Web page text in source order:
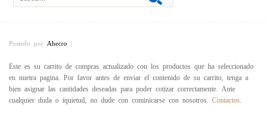
Postedo por Ahecro |
Este es su carrito de compras actualizado con los productos que ha seleccionado
en nuetra pagina. Por favor antes de enviar el contenido de su carrito, tenga a
bien asignar las cantidades deseadas para poder cotizar correctamente. Ante
cualquier duda o iquietud, no dude con cominicarse con nosotros. Contactos